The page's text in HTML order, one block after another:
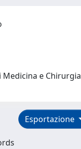
e Chirurgia
Esportazione